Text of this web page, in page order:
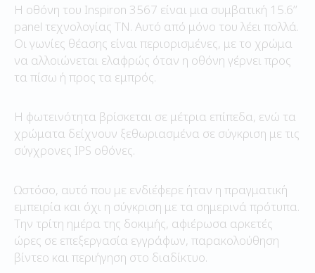
Η οθόνη του Inspiron 3567 είναι μια συμβατική 15.6’’
panel τεχνολογίας TN. Αυτό από μόνο του λέει πολλά.
Οι γωνίες θέασης είναι περιορισμένες, με το χρώμα
να αλλοιώνεται ελαφρώς όταν η οθόνη γέρνει προς
τα πίσω ή προς τα εμπρός.
Η φωτεινότητα βρίσκεται σε μέτρια επίπεδα, ενώ τα
χρώματα δείχνουν ξεθωριασμένα σε σύγκριση με τις
σύγχρονες IPS οθόνες.
Ωστόσο, αυτό που με ενδιέφερε ήταν η πραγματική
εμπειρία και όχι η σύγκριση με τα σημερινά πρότυπα.
Την τρίτη ημέρα της δοκιμής, αφιέρωσα αρκετές
ώρες σε επεξεργασία εγγράφων, παρακολούθηση
βίντεο και περιήγηση στο διαδίκτυο.